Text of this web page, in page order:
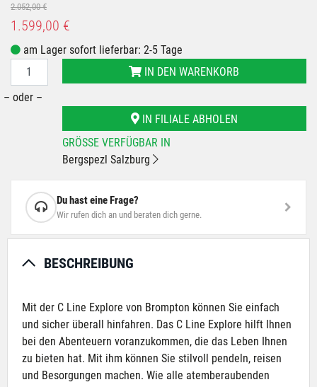
2.052,00 €
1.599,00 €
am Lager sofort lieferbar: 2-5 Tage
IN DEN WARENKORB
– oder –
IN FILIALE ABHOLEN
GRÖSSE VERFÜGBAR IN
Bergspezl Salzburg
Du hast eine Frage?
Wir rufen dich an und beraten dich gerne.
BESCHREIBUNG
Mit der C Line Explore von Brompton können Sie einfach
und sicher überall hinfahren. Das C Line Explore hilft Ihnen
bei den Abenteuern voranzukommen, die das Leben Ihnen
zu bieten hat. Mit ihm können Sie stilvoll pendeln, reisen
und Besorgungen machen. Wie alle atemberaubenden